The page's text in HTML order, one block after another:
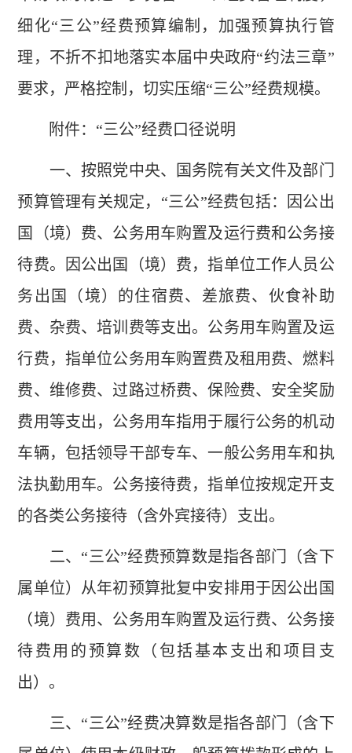
细化“三公”经费预算编制，加强预算执行管
理，不折不扣地落实本届中央政府“约法三章”
要求，严格控制，切实压缩“三公”经费规模。
附件：“三公”经费口径说明
一、按照党中央、国务院有关文件及部门
预算管理有关规定，“三公”经费包括：因公出
国（境）费、公务用车购置及运行费和公务接
待费。因公出国（境）费，指单位工作人员公
务出国（境）的住宿费、差旅费、伙食补助
费、杂费、培训费等支出。公务用车购置及运
行费，指单位公务用车购置费及租用费、燃料
费、维修费、过路过桥费、保险费、安全奖励
费用等支出，公务用车指用于履行公务的机动
车辆，包括领导干部专车、一般公务用车和执
法执勤用车。公务接待费，指单位按规定开支
的各类公务接待（含外宾接待）支出。
二、“三公”经费预算数是指各部门（含下
属单位）从年初预算批复中安排用于因公出国
（境）费用、公务用车购置及运行费、公务接
待费用的预算数（包括基本支出和项目支
出）。
三、“三公”经费决算数是指各部门（含下